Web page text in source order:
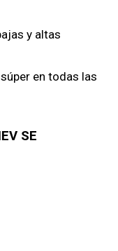
y altas
en todas las
SE